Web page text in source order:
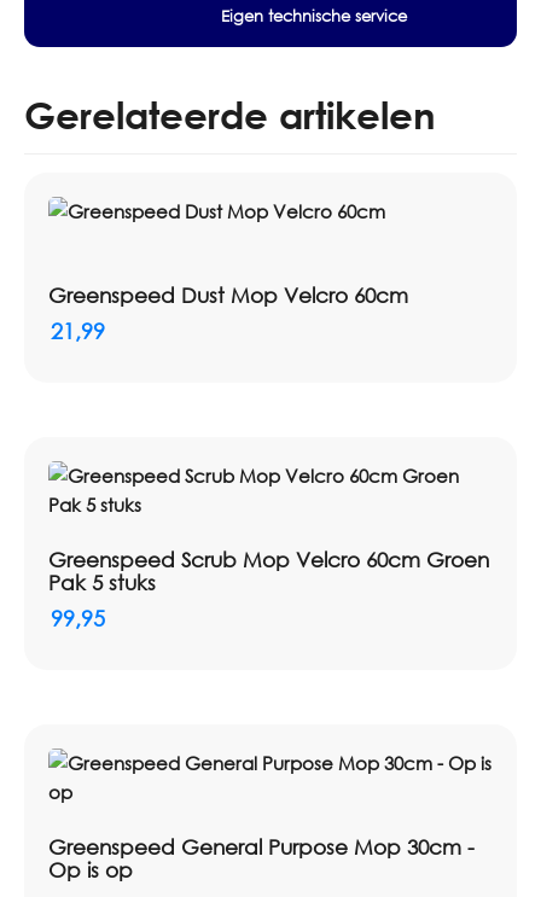
Gebruik: vervangmop voor compact mopsysteem
Eigen technische service
Gerelateerde artikelen
Greenspeed Dust Mop Velcro 60cm
21,99
Greenspeed Scrub Mop Velcro 60cm Groen
Pak 5 stuks
99,95
Greenspeed General Purpose Mop 30cm -
Op is op